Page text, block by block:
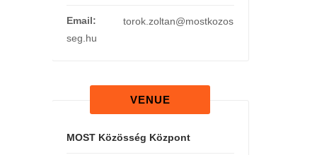
Email:
torok.zoltan@mostkozos
seg.hu
VENUE
MOST Közösség Központ